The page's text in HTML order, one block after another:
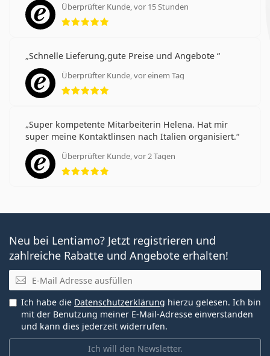
Überprüfter Kunde, vor 15 Stunden
Bewertung 5 aus 5
Schnelle Lieferung,gute Preise und Angebote
Überprüfter Kunde, vor einem Tag
Bewertung 5 aus 5
Super kompetente Mitarbeiterin Helena. Hat mir
super meine Kontaktlinsen nach Italien organisiert.
Überprüfter Kunde, vor 2 Tagen
Bewertung 5 aus 5
Neu bei Lentiamo? Jetzt registrieren und
zahlreiche Rabatte und Angebote erhalten!
E-Mail
Ich will den Newsletter.
Ich habe die Datenschutzerklärung hierzu gelesen. Ich bin
mit der Benutzung meiner E-Mail-Adresse einverstanden
und kann dies jederzeit widerrufen.